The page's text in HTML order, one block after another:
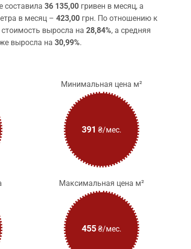
составила 36 135,00гривен в месяц, а
в месяц – 423,00грн. По отношению к
выросла на 28,84%, а средняя
выросла на 30,99%.
Минимальная цена м²
391 ₴/мес.
Максимальная цена м²
455₴/мес.